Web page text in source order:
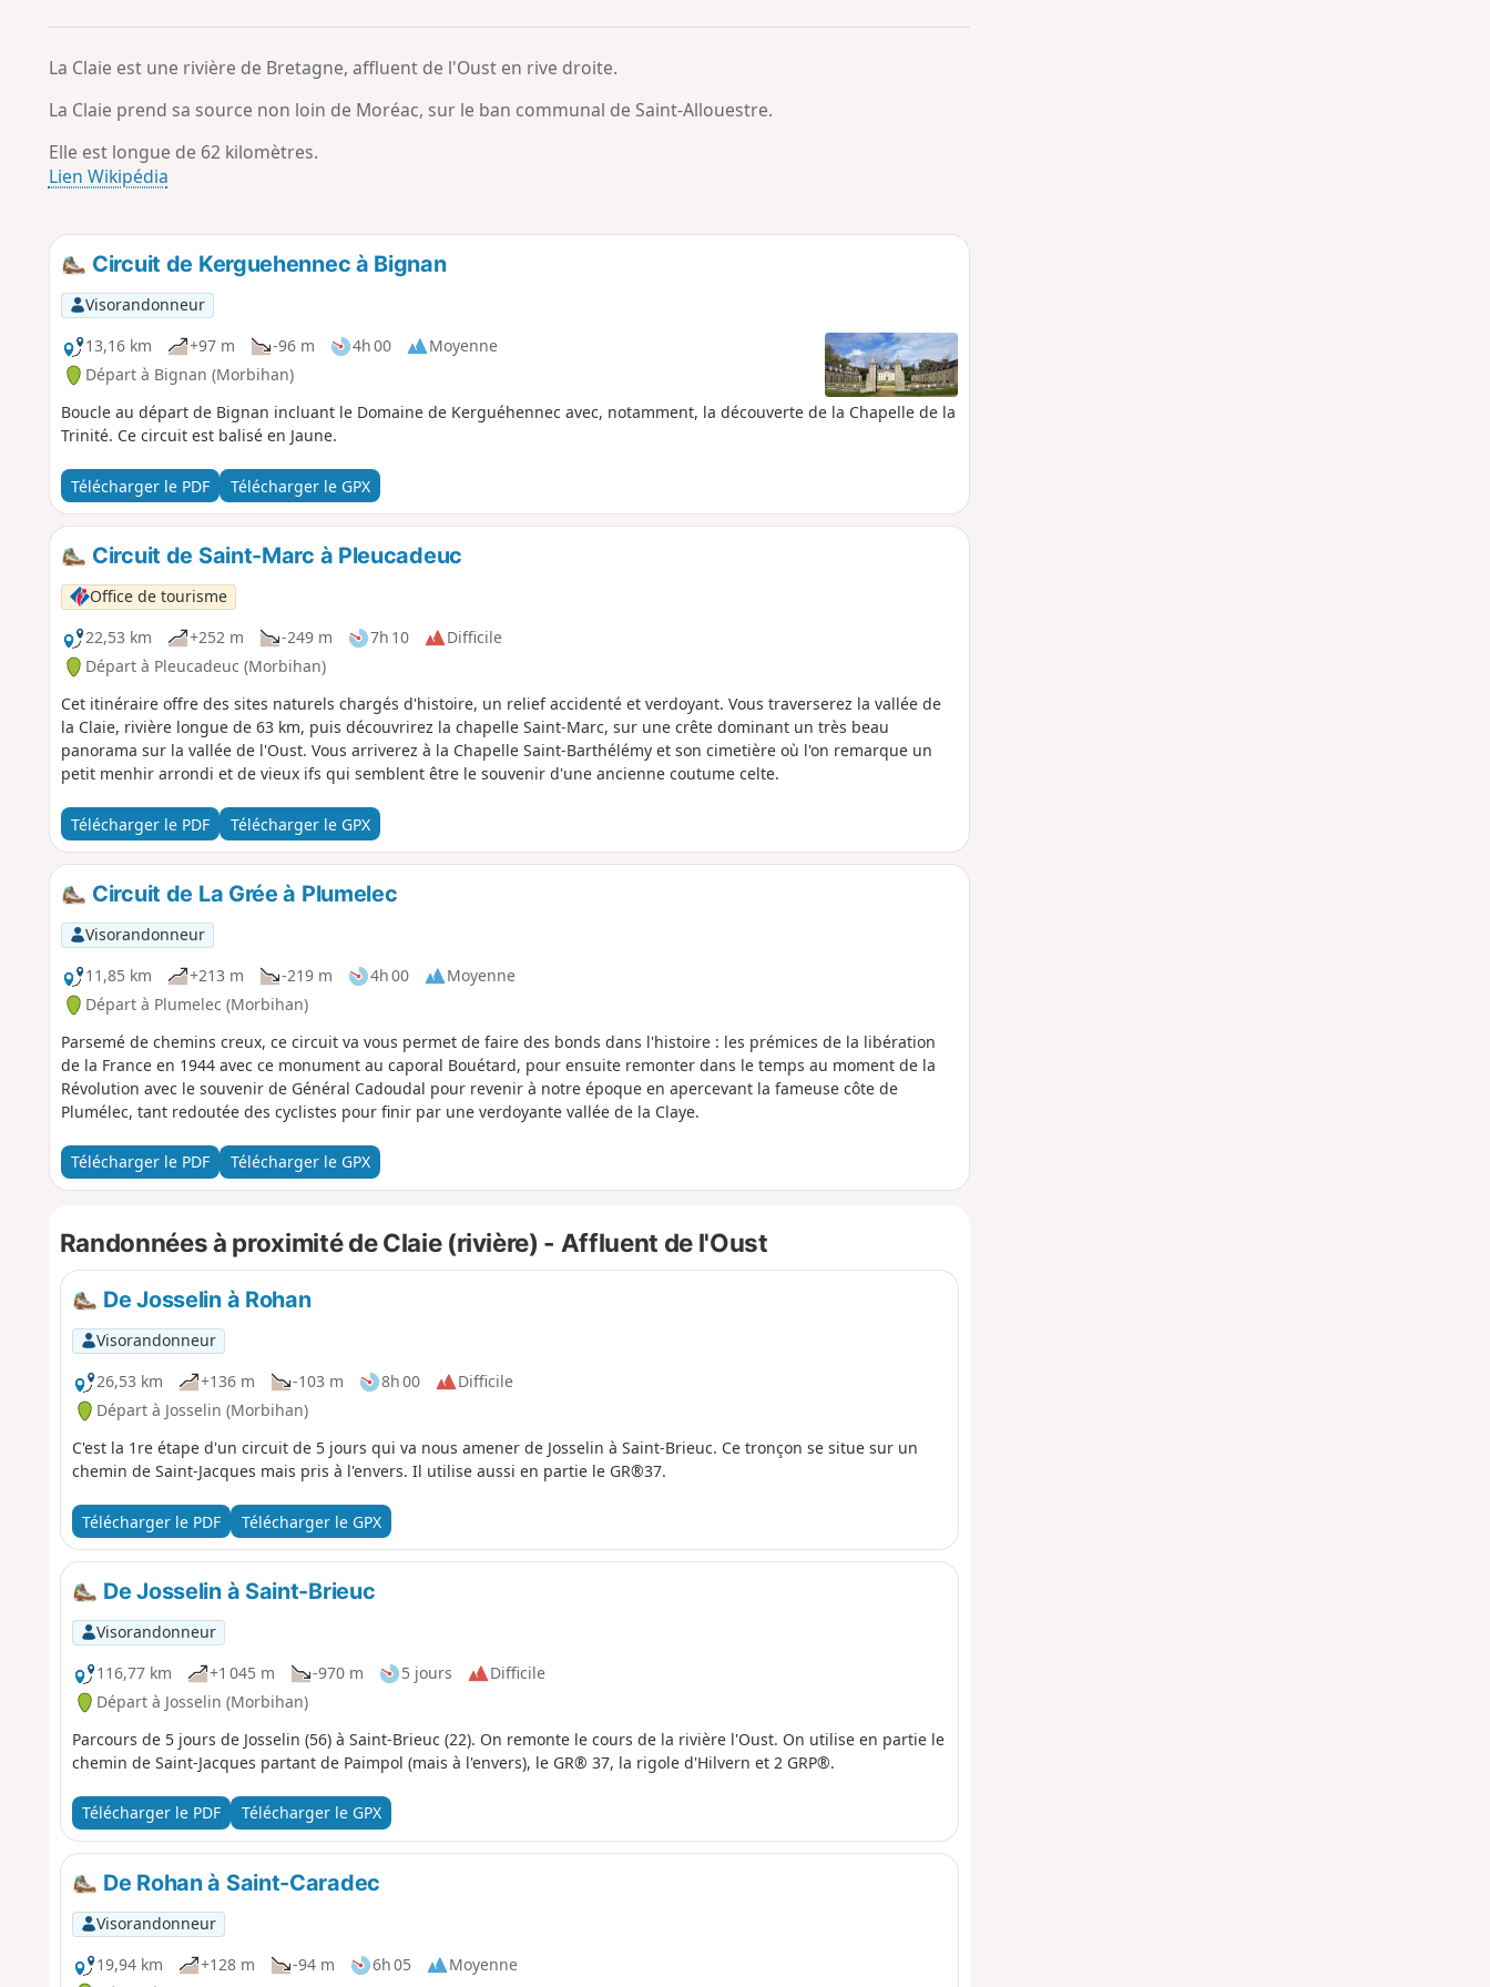
a
o
La Claie est une rivière de Bretagne, affluent de l'Oust en rive droite.
La Claie prend sa source non loin de Moréac, sur le ban communal de Saint-Allouestre.
Elle est longue de 62 kilomètres.
Lien Wikipédia
Circuit de Kerguehennec à Bignan
Visorandonneur
13,16 km
+97 m -96 m 4h 00
Moyenne
Départ à Bignan (Morbihan)
Boucle au départ de Bignan incluant le Domaine de Kerguéhennec avec, notamment, la découverte de la Chapelle de la
Trinité. Ce circuit est balisé en Jaune.
Télécharger le PDF Télécharger le GPX
Circuit de Saint-Marc à Pleucadeuc
Office de tourisme
22,53 km
+252 m -249 m 7h 10
Difficile
Départ à Pleucadeuc (Morbihan)
Cet itinéraire offre des sites naturels chargés d'histoire, un relief accidenté et verdoyant. Vous traverserez la vallée de
la Claie, rivière longue de 63 km, puis découvrirez la chapelle Saint-Marc, sur une crête dominant un très beau
panorama sur la vallée de l'Oust. Vous arriverez à la Chapelle Saint-Barthélémy et son cimetière où l'on remarque un
petit menhir arrondi et de vieux ifs qui semblent être le souvenir d'une ancienne coutume celte.
Télécharger le PDF Télécharger le GPX
Circuit de La Grée à Plumelec
Visorandonneur
11,85 km
+213 m -219 m 4h 00
Moyenne
Départ à Plumelec (Morbihan)
Parsemé de chemins creux, ce circuit va vous permet de faire des bonds dans l'histoire : les prémices de la libération
de la France en 1944 avec ce monument au caporal Bouétard, pour ensuite remonter dans le temps au moment de la
Révolution avec le souvenir de Général Cadoudal pour revenir à notre époque en apercevant la fameuse côte de
Plumélec, tant redoutée des cyclistes pour finir par une verdoyante vallée de la Claye.
Télécharger le PDF Télécharger le GPX
Randonnées à proximité de Claie (rivière) - Affluent de l'Oust
De Josselin à Rohan
Visorandonneur
26,53 km
+136 m -103 m 8h 00
Difficile
Départ à Josselin (Morbihan)
C'est la 1re étape d'un circuit de 5 jours qui va nous amener de Josselin à Saint-Brieuc. Ce tronçon se situe sur un
chemin de Saint-Jacques mais pris à l'envers. Il utilise aussi en partie le GR®37.
Télécharger le PDF Télécharger le GPX
De Josselin à Saint-Brieuc
Visorandonneur
116,77 km
+1 045 m -970 m 5 jours
Difficile
Départ à Josselin (Morbihan)
Parcours de 5 jours de Josselin (56) à Saint-Brieuc (22). On remonte le cours de la rivière l'Oust. On utilise en partie le
chemin de Saint-Jacques partant de Paimpol (mais à l'envers), le GR® 37, la rigole d'Hilvern et 2 GRP®.
Télécharger le PDF Télécharger le GPX
De Rohan à Saint-Caradec
Visorandonneur
19,94 km
+128 m -94 m 6h 05
Moyenne